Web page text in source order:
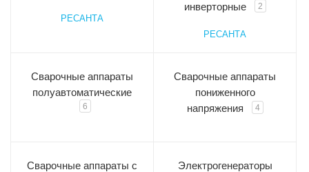
РЕСАНТА
инверторные
2
РЕСАНТА
Сварочные аппараты
полуавтоматические
6
Сварочные аппараты
пониженного
напряжения
4
Сварочные аппараты с
Электрогенераторы